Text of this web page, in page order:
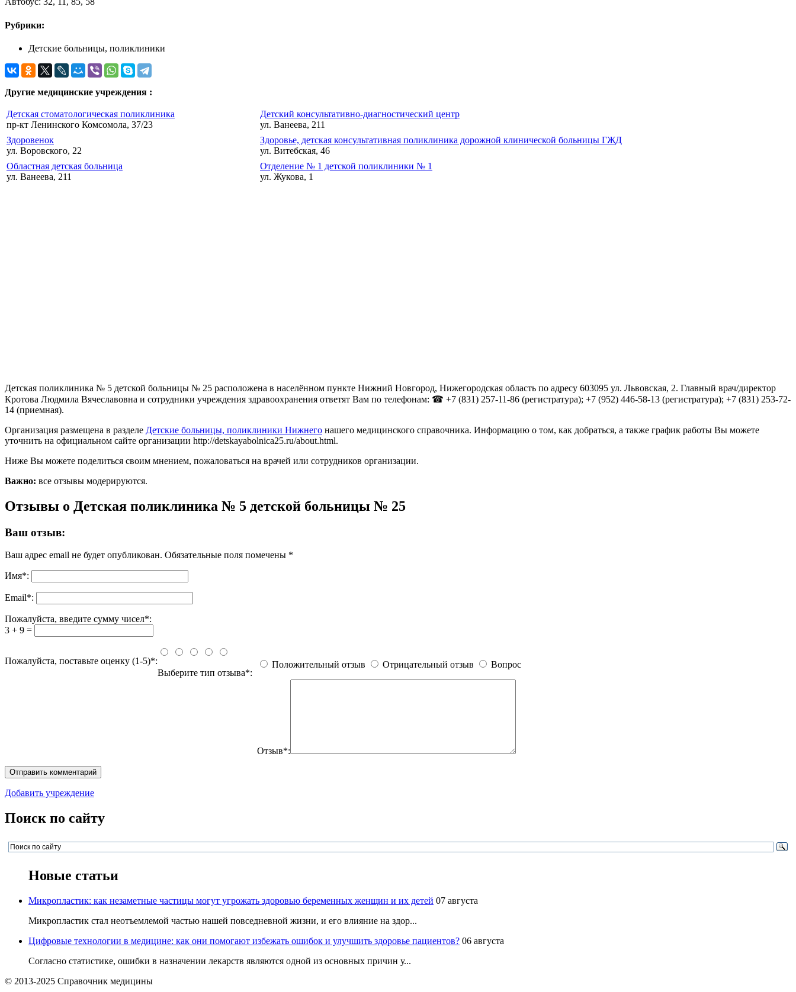
Рубрики:
Детские больницы, поликлиники
Другие медицинские учреждения :
Детская стоматологическая поликлиника
пр-кт Ленинского Комсомола, 37/23
Детский консультативно-диагностический центр
ул. Ванеева, 211
Здоровенок
ул. Воровского, 22
Здоровье, детская консультативная поликлиника дорожной клинической больницы ГЖД
ул. Витебская, 46
Областная детская больница
ул. Ванеева, 211
Отделение № 1 детской поликлиники № 1
ул. Жукова, 1
Детская поликлиника № 5 детской больницы № 25 расположена в населённом пункте Нижний Новгород, Нижегородская область по адресу 603095 ул. Львовская, 2. Главный врач/директор
Кротова Людмила Вячеславовна и сотрудники учреждения здравоохранения ответят Вам по телефонам: ☎ +7 (831) 257-11-86 (регистратура); +7 (952) 446-58-13 (регистратура); +7 (831) 253-72-
14 (приемная).
Организация размещена в разделе Детские больницы, поликлиники Нижнего нашего медицинского справочника. Информацию о том, как добраться, а также график работы Вы можете
уточнить на официальном сайте организации http://detskayabolnica25.ru/about.html.
Ниже Вы можете поделиться своим мнением, пожаловаться на врачей или сотрудников организации.
Важно: все отзывы модерируются.
Отзывы о Детская поликлиника № 5 детской больницы № 25
Ваш отзыв:
Ваш адрес email не будет опубликован. Обязательные поля помечены *
Имя*:
Email*:
Пожалуйста, введите сумму чисел*:
3 + 9 =
Пожалуйста, поставьте оценку (1-5)*:
Выберите тип отзыва*:
Положительный отзыв Отрицательный отзыв Вопрос
Отзыв*:
Добавить учреждение
Поиск по сайту
Новые статьи
Микропластик: как незаметные частицы могут угрожать здоровью беременных женщин и их детей 07 августа
Микропластик стал неотъемлемой частью нашей повседневной жизни, и его влияние на здор...
Цифровые технологии в медицине: как они помогают избежать ошибок и улучшить здоровье пациентов? 06 августа
Согласно статистике, ошибки в назначении лекарств являются одной из основных причин у...
© 2013-2025 Справочник медицины